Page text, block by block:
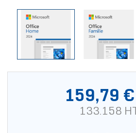
159,79 €
133.158 HT